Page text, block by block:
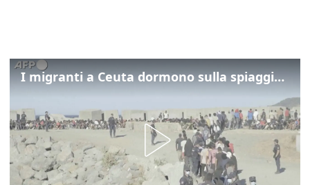
I migranti a Ceuta dormono sulla spiaggia: "Vogliamo entrare in Europa"